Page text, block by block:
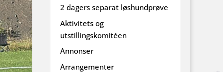
2 dagers separat løshundprøve
Aktivitets og
utstillingskomitéen
Annonser
Arrangementer